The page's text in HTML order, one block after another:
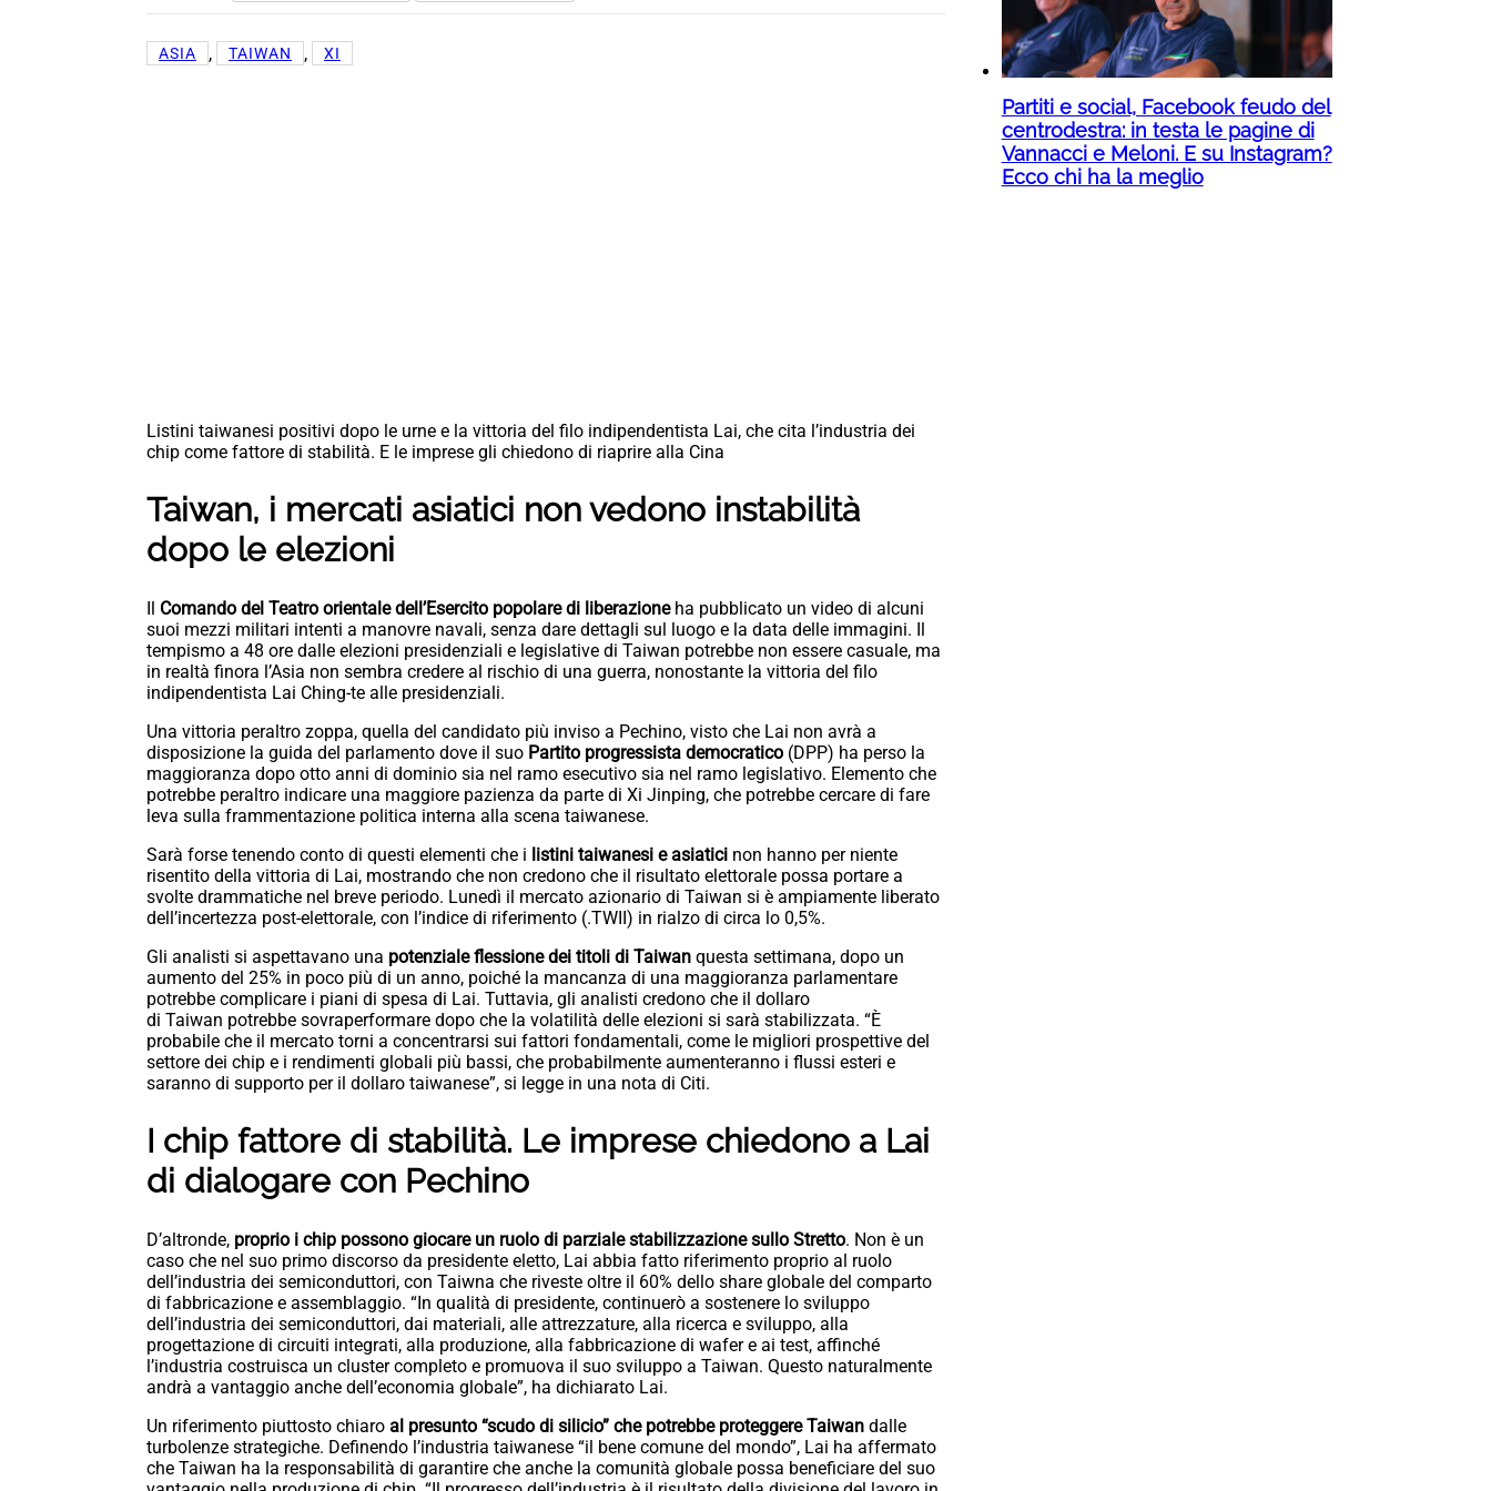
ASIA , TAIWAN , XI
Listini taiwanesi positivi dopo le urne e la vittoria del filo indipendentista Lai, che cita l’industria dei
chip come fattore di stabilità. E le imprese gli chiedono di riaprire alla Cina
Taiwan, i mercati asiatici non vedono instabilità
dopo le elezioni
Il Comando del Teatro orientale dell’Esercito popolare di liberazioneha pubblicato un video di alcuni
suoi mezzi militari intenti a manovre navali, senza dare dettagli sul luogo e la data delle immagini. Il
tempismo a 48 ore dalle elezioni presidenziali e legislative di Taiwan potrebbe non essere casuale, ma
in realtà finora l’Asia non sembra credere al rischio di una guerra, nonostante la vittoria del filo
indipendentista Lai Ching-te alle presidenziali.
Una vittoria peraltro zoppa, quella del candidato più inviso a Pechino, visto che Lai non avrà a
disposizione la guida del parlamento dove il suo Partito progressista democratico (DPP) ha perso la
maggioranza dopo otto anni di dominio sia nel ramo esecutivo sia nel ramo legislativo. Elemento che
potrebbe peraltro indicare una maggiore pazienza da parte di Xi Jinping, che potrebbe cercare di fare
leva sulla frammentazione politica interna alla scena taiwanese.
Sarà forse tenendo conto di questi elementi che i listini taiwanesi e asiatici non hanno per niente
risentito della vittoria di Lai, mostrando che non credono che il risultato elettorale possa portare a
svolte drammatiche nel breve periodo. Lunedì il mercato azionario di Taiwan si è ampiamente liberato
dell’incertezza post-elettorale, con l’indice di riferimento (.TWII) in rialzo di circa lo 0,5%.
Gli analisti si aspettavano una potenziale flessione dei titoli di Taiwan questa settimana, dopo un
aumento del 25% in poco più di un anno, poiché la mancanza di una maggioranza parlamentare
potrebbe complicare i piani di spesa di Lai. Tuttavia, gli analisti credono che il dollaro
di Taiwan potrebbe sovraperformare dopo che la volatilità delle elezioni si sarà stabilizzata. “È
probabile che il mercato torni a concentrarsi sui fattori fondamentali, come le migliori prospettive del
settore dei chip e i rendimenti globali più bassi, che probabilmente aumenteranno i flussi esteri e
saranno di supporto per il dollaro taiwanese”, si legge in una nota di Citi.
I chip fattore di stabilità. Le imprese chiedono a Lai
di dialogare con Pechino
D’altronde, proprio i chip possono giocare un ruolo di parziale stabilizzazione sullo Stretto. Non è un
caso che nel suo primo discorso da presidente eletto, Lai abbia fatto riferimento proprio al ruolo
dell’industria dei semiconduttori, con Taiwna che riveste oltre il 60% dello share globale del comparto
di fabbricazione e assemblaggio. “In qualità di presidente, continuerò a sostenere lo sviluppo
dell’industria dei semiconduttori, dai materiali, alle attrezzature, alla ricerca e sviluppo, alla
progettazione di circuiti integrati, alla produzione, alla fabbricazione di wafer e ai test, affinché
l’industria costruisca un cluster completo e promuova il suo sviluppo a Taiwan. Questo naturalmente
andrà a vantaggio anche dell’economia globale”, ha dichiarato Lai.
Un riferimento piuttosto chiaro al presunto “scudo di silicio” che potrebbe proteggere Taiwan dalle
turbolenze strategiche. Definendo l’industria taiwanese “il bene comune del mondo”, Lai ha affermato
che Taiwan ha la responsabilità di garantire che anche la comunità globale possa beneficiare del suo
Partiti e social, Facebook feudo del
centrodestra: in testa le pagine di
Vannacci e Meloni. E su Instagram?
Ecco chi ha la meglio